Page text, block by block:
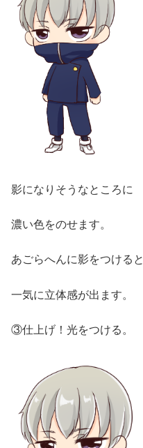
影になりそうなところに
濃い色をのせます。
あごらへんに影をつけると
一気に立体感が出ます。
③仕上げ！光をつける。